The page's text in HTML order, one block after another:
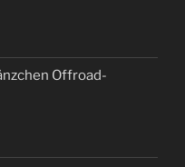
Offroad-